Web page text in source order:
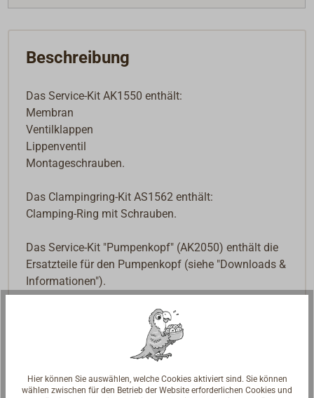
Beschreibung
Das Service-Kit AK1550 enthält:
Membran
Ventilklappen
Lippenventil
Montageschrauben.
Das Clampingring-Kit AS1562 enthält:
Clamping-Ring mit Schrauben.
Das Service-Kit "Pumpenkopf" (AK2050) enthält die
Ersatzteile für den Pumpenkopf (siehe "Downloads &
Informationen").
Hier können Sie auswählen, welche Cookies aktiviert sind. Sie können
wählen zwischen für den Betrieb der Website erforderlichen Cookies und